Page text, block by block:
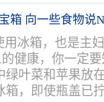
箱 向一些食物说
用冰箱，也是主
健康，你一定
叶菜和苹果放
，即使瓶盖已